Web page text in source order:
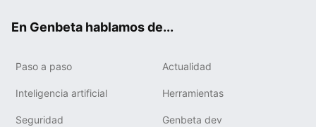
En Genbeta hablamos de...
Paso a paso Actualidad
Inteligencia artificial Herramientas
Seguridad Genbeta dev